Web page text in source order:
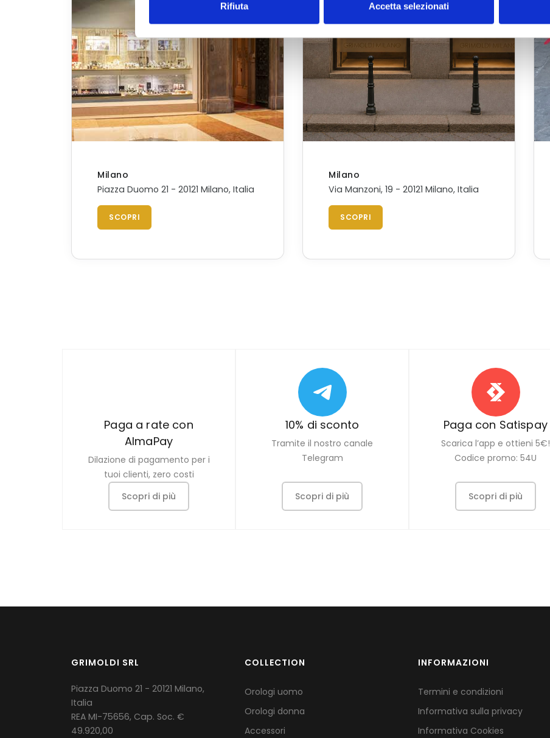
Rifiuta Accetta selezionati
Milano
Piazza Duomo 21 - 20121 Milano, Italia
SCOPRI
Milano
Via Manzoni, 19 - 20121 Milano, Italia
SCOPRI
Paga a rate con
AlmaPay
Dilazione di pagamento per i
tuoi clienti, zero costi
Scopri di più
10% di sconto
Tramite il nostro canale
Telegram
Scopri di più
Paga con Satispay
Scarica l’app e ottieni 5€!
Codice promo: 54U
Scopri di più
GRIMOLDI SRL
Piazza Duomo 21 - 20121 Milano,
Italia
REA MI-75656, Cap. Soc. €
49.920,00
COLLECTION
Orologi uomo
Orologi donna
Accessori
INFORMAZIONI
Termini e condizioni
Informativa sulla privacy
Informativa Cookies